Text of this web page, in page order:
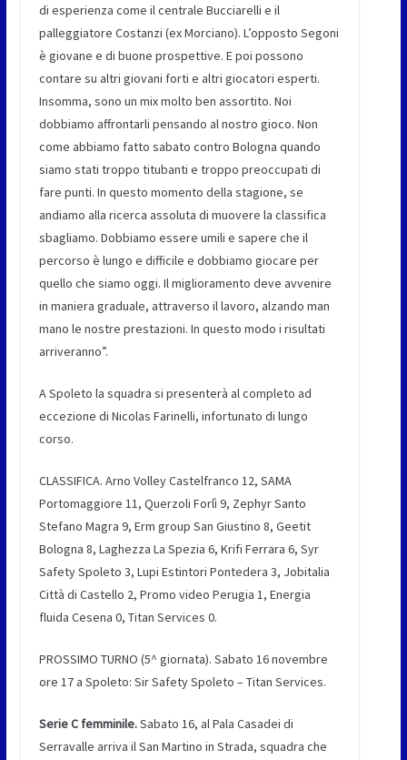
di esperienza come il centrale Bucciarelli e il
palleggiatore Costanzi (ex Morciano). L’opposto Segoni
è giovane e di buone prospettive. E poi possono
contare su altri giovani forti e altri giocatori esperti.
Insomma, sono un mix molto ben assortito. Noi
dobbiamo affrontarli pensando al nostro gioco. Non
come abbiamo fatto sabato contro Bologna quando
siamo stati troppo titubanti e troppo preoccupati di
fare punti. In questo momento della stagione, se
andiamo alla ricerca assoluta di muovere la classifica
sbagliamo. Dobbiamo essere umili e sapere che il
percorso è lungo e difficile e dobbiamo giocare per
quello che siamo oggi. Il miglioramento deve avvenire
in maniera graduale, attraverso il lavoro, alzando man
mano le nostre prestazioni. In questo modo i risultati
arriveranno”.
A Spoleto la squadra si presenterà al completo ad
eccezione di Nicolas Farinelli, infortunato di lungo
corso.
CLASSIFICA. Arno Volley Castelfranco 12, SAMA
Portomaggiore 11, Querzoli Forlì 9, Zephyr Santo
Stefano Magra 9, Erm group San Giustino 8, Geetit
Bologna 8, Laghezza La Spezia 6, Krifi Ferrara 6, Syr
Safety Spoleto 3, Lupi Estintori Pontedera 3, Jobitalia
Città di Castello 2, Promo video Perugia 1, Energia
fluida Cesena 0, Titan Services 0.
PROSSIMO TURNO (5^ giornata). Sabato 16 novembre
ore 17 a Spoleto: Sir Safety Spoleto – Titan Services.
Serie C femminile.Sabato 16, al Pala Casadei di
Serravalle arriva il San Martino in Strada, squadra che